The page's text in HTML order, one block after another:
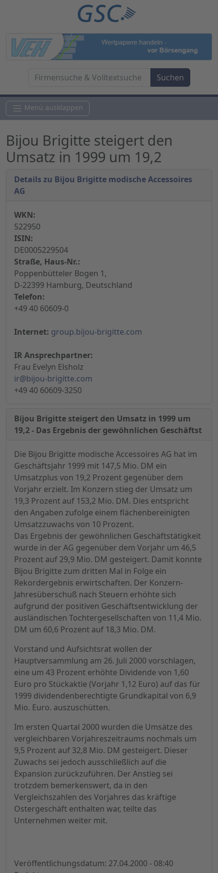
Menü ausklappen
Bijou Brigitte steigert den
Umsatz in 1999 um 19,2
Details zu Bijou Brigitte modische Accessoires
AG
WKN:
522950
ISIN:
DE0005229504
Straße, Haus-Nr.:
Poppenbütteler Bogen 1,
D-22399 Hamburg, Deutschland
Telefon:
+49 40 60609-0
Internet: group.bijou-brigitte.com
IR Ansprechpartner:
Frau Evelyn Elsholz
ir@bijou-brigitte.com
+49 40 60609-3250
Bijou Brigitte steigert den Umsatz in 1999 um
19,2 - Das Ergebnis der gewöhnlichen Geschäftst
Die Bijou Brigitte modische Accessoires AG hat im
Geschäftsjahr 1999 mit 147,5 Mio. DM ein
Umsatzplus von 19,2 Prozent gegenüber dem
Vorjahr erzielt. Im Konzern stieg der Umsatz um
19,3 Prozent auf 153,2 Mio. DM. Dies entspricht
den Angaben zufolge einem flächenbereinigten
Umsatzzuwachs von 10 Prozent.
Das Ergebnis der gewöhnlichen Geschäftstätigkeit
wurde in der AG gegenüber dem Vorjahr um 46,5
Prozent auf 29,9 Mio. DM gesteigert. Damit konnte
Bijou Brigitte zum dritten Mal in Folge ein
Rekordergebnis erwirtschaften. Der Konzern-
Jahresüberschuß nach Steuern erhöhte sich
aufgrund der positiven Geschäftsentwicklung der
ausländischen Tochtergesellschaften von 11,4 Mio.
DM um 60,6 Prozent auf 18,3 Mio. DM.
Vorstand und Aufsichtsrat wollen der
Hauptversammlung am 26. Juli 2000 vorschlagen,
eine um 43 Prozent erhöhte Dividende von 1,60
Euro pro Stückaktie (Vorjahr 1,12 Euro) auf das für
1999 dividendenberechtigte Grundkapital von 6,9
Mio. Euro. auszuschütten.
Im ersten Quartal 2000 wurden die Umsätze des
vergleichbaren Vorjahreszeitraums nochmals um
9,5 Prozent auf 32,8 Mio. DM gesteigert. Dieser
Zuwachs sei jedoch ausschließlich auf die
Expansion zurückzuführen. Der Anstieg sei
trotzdem bemerkenswert, da in den
Vergleichszahlen des Vorjahres das kräftige
Ostergeschäft enthalten war, teilte das
Unternehmen weiter mit.
Veröffentlichungsdatum: 27.04.2000 - 08:40